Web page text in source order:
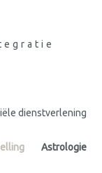
dienstverlening
Astrologie